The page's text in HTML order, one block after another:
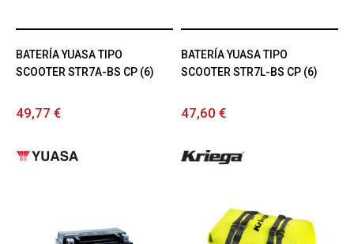
BATERÍA YUASA TIPO
SCOOTER STR7A-BS CP (6)
49,77 €
BATERÍA YUASA TIPO
SCOOTER STR7L-BS CP (6)
47,60 €